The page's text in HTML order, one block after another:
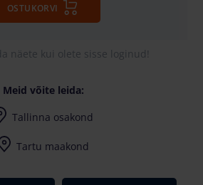
OSTUKORVI
näete kui olete sisse loginud!
Meid võite leida:
Tallinna osakond
Tartu maakond